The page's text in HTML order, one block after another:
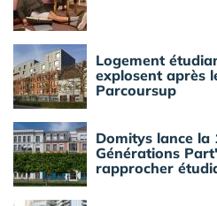
Logement
explosent après
Parcoursup
Domitys lance la
Générations
rapprocher